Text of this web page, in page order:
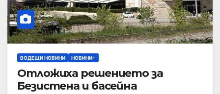
ВОДЕЩИ НОВИНИ НОВИНИ+
Отложиха решението за
Безистена и басейна